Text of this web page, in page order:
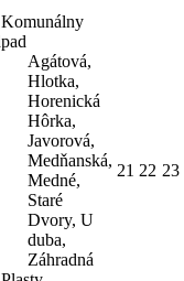
Komunálny
Agátová,
Hlotka,
Horenická
Hôrka,
Javorová,
Medňanská,
Medné,
Staré
Dvory, U
duba,
Záhradná
21 22 23